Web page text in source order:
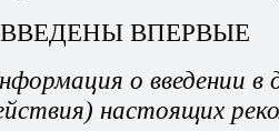
ВВЕДЕНЫ ВПЕРВЫЕ
о введении в
настоящих